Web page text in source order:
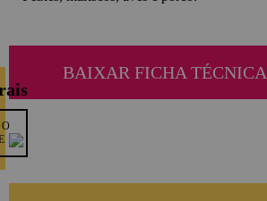
BAIXAR FICHA TÉCNICA